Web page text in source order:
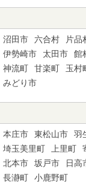
沼田市 六合村 片品
伊勢崎市
太田市 館
神流町
甘楽町 玉村
みどり市
本庄市 東松山市 羽
埼玉美里町
上里町
北本市
坂戸市 日高
長瀞町
小鹿野町